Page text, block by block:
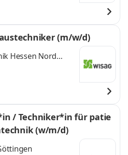
(m/w/d)
Hessen Nord
/ Techniker*in für patie
(w/m/d)